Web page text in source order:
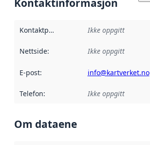
Kontaktinformasjon
Kontaktpunkt Ikke oppgitt
Nettside: Ikke oppgitt
E-post: info@kartverket.no
Telefon: Ikke oppgitt
Om dataene